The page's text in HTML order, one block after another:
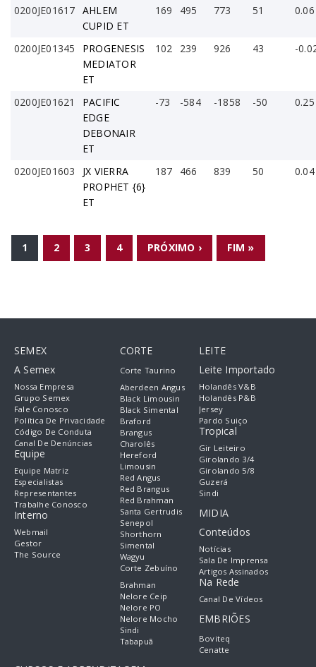
0200JE01617 AHLEM
CUPID ET
169 495 773 51 0.06
0200JE01345
PROGENESIS
MEDIATOR
ET
102 239 926 43 -
0200JE01621
PACIFIC
EDGE
DEBONAIR
ET
-73 -584 -1858 -50 0.25
0200JE01603
JX VIERRA
PROPHET {6}
ET
187 466 839 50 0.04
1 2 3 4 PRÓXIMO › FIM »
SEMEX
A Semex
Nossa Empresa
Grupo Semex
Fale Conosco
Política De Privacidade
Código De Conduta
Canal De Denúncias
Equipe
Equipe Matriz
Especialistas
Representantes
Trabalhe Conosco
Interno
Webmail
Gestor
The Source
CORTE
Corte Taurino
Aberdeen Angus
Black Limousin
Black Simental
Braford
Brangus
Charolês
Hereford
Limousin
Red Angus
Red Brangus
Red Brahman
Santa Gertrudis
Senepol
Shorthorn
Simental
Wagyu
Corte Zebuíno
Brahman
Nelore Ceip
Nelore PO
Nelore Mocho
Sindi
Tabapuã
LEITE
Leite Importado
Holandês V&B
Holandês P&B
Jersey
Pardo Suiço
Tropical
Gir Leiteiro
Girolando 3/4
Girolando 5/8
Guzerá
Sindi
MIDIA
Conteúdos
Notícias
Sala De Imprensa
Artigos Assinados
Na Rede
Canal De Vídeos
EMBRIÕES
Boviteq
Cenatte